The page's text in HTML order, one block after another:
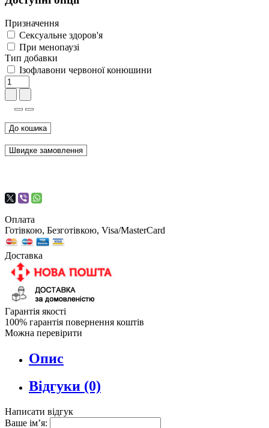
Призначення
Сексуальне здоров'я
При менопаузі
Тип добавки
Ізофлавони червоної конюшини
До кошика
Швидке замовлення
Оплата
Готівкою, Безготівкою, Visa/MasterCard
Доставка
Гарантія якості
100% гарантія повернення коштів
Можна перевірити
Опис
Відгуки (0)
Написати відгук
Ваше ім’я: